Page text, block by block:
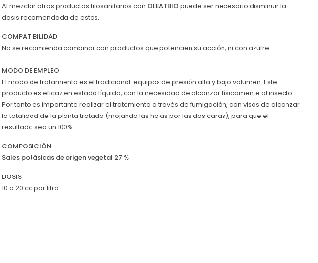
Al mezclar otros productos fitosanitarios con OLEATBIO puede ser necesario disminuir la
dosis recomendada de estos.
COMPATIBILIDAD
No se recomienda combinar con productos que potencien su acción, ni con azufre.
MODO DE EMPLEO
El modo de tratamiento es el tradicional: equipos de presión alta y bajo volumen. Este
producto es eficaz en estado líquido, con la necesidad de alcanzar físicamente al insecto.
Por tanto es importante realizar el tratamiento a través de fumigación, con visos de alcanzar
la totalidad de la planta tratada (mojando las hojas por las dos caras), para que el
resultado sea un 100%.
COMPOSICIÓN
Sales potásicas de origen vegetal 27 %
DOSIS
10 a 20 cc por litro.